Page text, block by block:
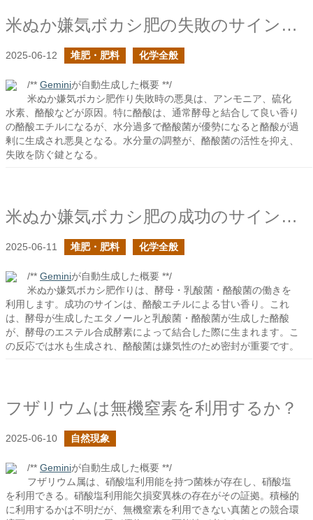
米ぬか嫌気ボカシ肥の失敗のサインの悪臭化合物について
2025-06-12 堆肥・肥料 化学全般
/** Geminiが自動生成した概要 **/
米ぬか嫌気ボカシ肥作り失敗時の悪臭は、アンモニア、硫化
水素、酪酸などが原因。特に酪酸は、通常酵母と結合して良い香り
の酪酸エチルになるが、水分過多で酪酸菌が優勢になると酪酸が過
剰に生成され悪臭となる。水分量の調整が、酪酸菌の活性を抑え、
失敗を防ぐ鍵となる。
米ぬか嫌気ボカシ肥の成功のサインの香り化合物について
2025-06-11 堆肥・肥料 化学全般
/** Geminiが自動生成した概要 **/
米ぬか嫌気ボカシ肥作りは、酵母・乳酸菌・酪酸菌の働きを
利用します。成功のサインは、酪酸エチルによる甘い香り。これ
は、酵母が生成したエタノールと乳酸菌・酪酸菌が生成した酪酸
が、酵母のエステル合成酵素によって結合した際に生まれます。こ
の反応では水も生成され、酪酸菌は嫌気性のため密封が重要です。
フザリウムは無機窒素を利用するか？
2025-06-10 自然現象
/** Geminiが自動生成した概要 **/
フザリウム属は、硝酸塩利用能を持つ菌株が存在し、硝酸塩
を利用できる。硝酸塩利用能欠損変異株の存在がその証拠。積極的
に利用するかは不明だが、無機窒素を利用できない真菌との競合環